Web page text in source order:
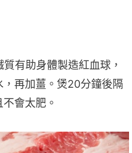
有助身體製造紅血球，
再加薑。煲20分鐘後隔
會太肥。